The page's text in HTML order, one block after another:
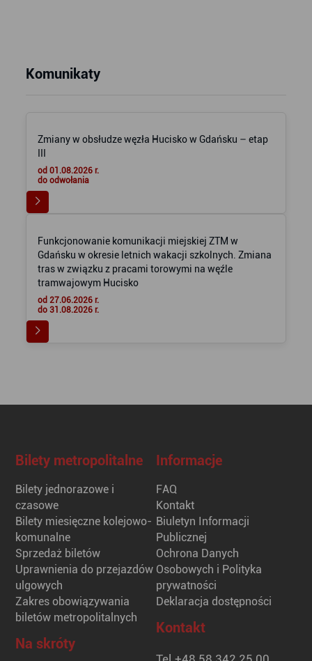
Komunikaty
Zmiany w obsłudze węzła Hucisko w Gdańsku – etap
od 01.08.2026 r.
do odwołania
Funkcjonowanie komunikacji miejskiej ZTM w
Gdańsku w okresie letnich wakacji szkolnych. Zmiana
tras w związku z pracami torowymi na węźle
tramwajowym Hucisko
od 27.06.2026 r.
do 31.08.2026 r.
Bilety metropolitalne
Bilety jednorazowe i
czasowe
Bilety miesięczne kolejowo-
komunalne
Sprzedaż biletów
Uprawnienia do przejazdów
ulgowych
Zakres obowiązywania
biletów metropolitalnych
Na skróty
Informacje
FAQ
Kontakt
Biuletyn Informacji
Publicznej
Ochrona Danych
Osobowych i Polityka
prywatności
Deklaracja dostępności
Kontakt